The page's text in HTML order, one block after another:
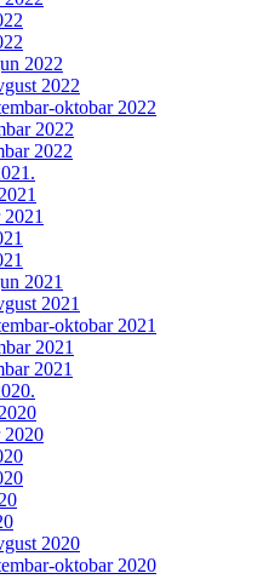
2022
2022
oktobar 2022
2022
2022
2021
2021
oktobar 2021
2021
2021
2020
2020
oktobar 2020